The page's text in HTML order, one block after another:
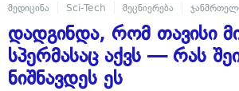
მედიცინა
Sci-Tech მეცნიერება
დადგინდა, რომ თავისი
სპერმასაც აქვს — რას
ნიშნავდეს ეს